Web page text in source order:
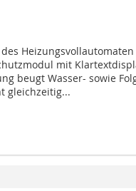
Heizungsvollautomaten
mit
beugt Wasser- sowie
gleichzeitig...